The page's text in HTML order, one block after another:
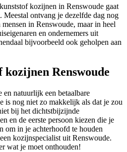
kozijnen in Renswoude gaat
ontvang je dezelfde dag nog
in Renswoude, maar in heel
en ondernemers uit
bijvoorbeeld ook geholpen aan
Renswoude
en natuurlijk een betaalbare
is nog niet zo makkelijk als dat je zou
bij het dichtstbijzijnde
en de eerste persoon kiezen die je
om in je achterhoofd te houden
kozijnspecialist uit Renswoude.
wat je moet onthouden!